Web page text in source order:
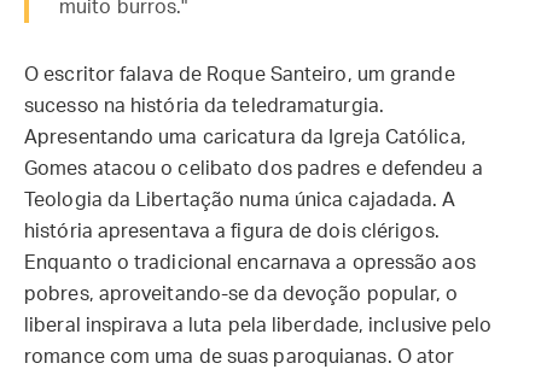
muito burros."
O escritor falava de Roque Santeiro, um grande
sucesso na história da teledramaturgia.
Apresentando uma caricatura da Igreja Católica,
Gomes atacou o celibato dos padres e defendeu a
Teologia da Libertação numa única cajadada. A
história apresentava a figura de dois clérigos.
Enquanto o tradicional encarnava a opressão aos
pobres, aproveitando-se da devoção popular, o
liberal inspirava a luta pela liberdade, inclusive pelo
romance com uma de suas paroquianas. O ator